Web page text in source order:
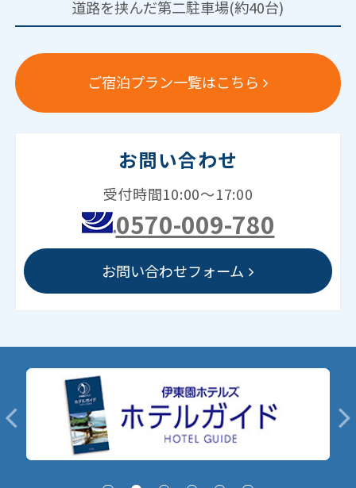
道路を挟んだ第二駐車場(約40台)
ご宿泊プラン一覧はこちら
お問い合わせ
受付時間10:00～17:00
0570-009-780
お問い合わせフォーム